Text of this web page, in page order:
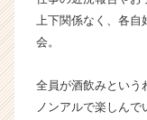
上下関係なく、各
会。
全員が酒飲みという
ノンアルで楽しん